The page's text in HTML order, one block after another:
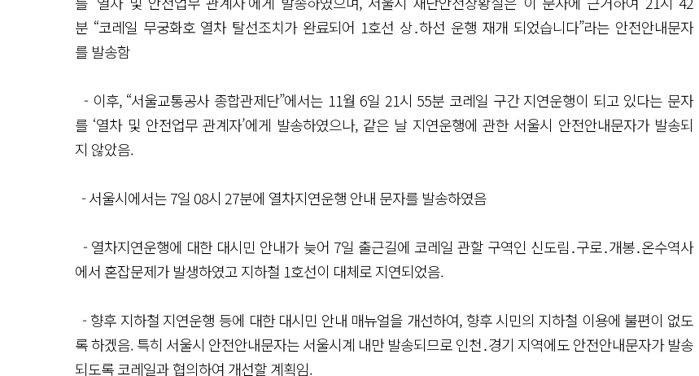
분 “코레일 무궁화호 열차 탈선조치가 완료되어 1호선 상․하선 운행 재개 되었습니다”라는 안전안내문자
를 발송함
- 이후, “서울교통공사 종합관제단”에서는 11월 6일 21시 55분 코레일 구간 지연운행이 되고 있다는 문자
를 ‘열차 및 안전업무 관계자’에게 발송하였으나, 같은 날 지연운행에 관한 서울시 안전안내문자가 발송되
지 않았음.
- 서울시에서는 7일 08시 27분에 열차지연운행 안내 문자를 발송하였음
- 열차지연운행에 대한 대시민 안내가 늦어 7일 출근길에 코레일 관할 구역인 신도림․구로․개봉․온수역사
에서 혼잡문제가 발생하였고 지하철 1호선이 대체로 지연되었음.
- 향후 지하철 지연운행 등에 대한 대시민 안내 매뉴얼을 개선하여, 향후 시민의 지하철 이용에 불편이 없도
록 하겠음. 특히 서울시 안전안내문자는 서울시계 내만 발송되므로 인천․경기 지역에도 안전안내문자가 발송
되도록 코레일과 협의하여 개선할 계획임.